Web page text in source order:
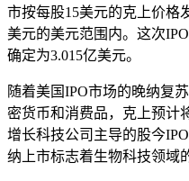
市按每股15美元的克上价格
美元的美元范围内。这次
确定为3.015亿美元。
随着美国IPO市场的晚纳复
密货币和消费品，克上预计
增长科技公司主导的股今
纳上市标志着生物科技领域